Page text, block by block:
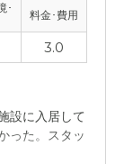
ており、おし
ていくには十
各科の医師
･
料金･費用
3.0
設に入居して
った。スタッ